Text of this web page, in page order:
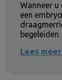
Wanneer
een
begeleiden.
Lees